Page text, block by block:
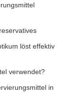
löst effektiv
verwendet?
in